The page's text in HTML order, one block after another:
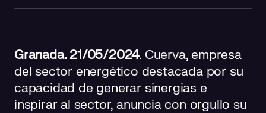
Granada. 21/05/2024. Cuerva, empresa
del sector energético destacada por su
capacidad de generar sinergias e
inspirar al sector, anuncia con orgullo su